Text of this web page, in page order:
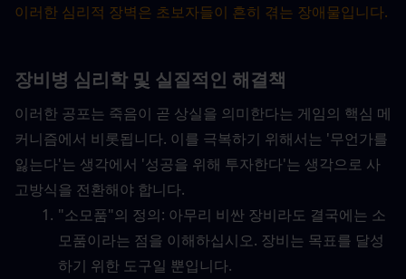
이러한 심리적 장벽은 초보자들이 흔히 겪는 장애물입니다.
장비병 심리학 및 실질적인 해결책
이러한 공포는 죽음이 곧 상실을 의미한다는 게임의 핵심 메
커니즘에서 비롯됩니다. 이를 극복하기 위해서는 '무언가를
잃는다'는 생각에서 '성공을 위해 투자한다'는 생각으로 사
고방식을 전환해야 합니다.
"소모품"의 정의: 아무리 비싼 장비라도 결국에는 소
모품이라는 점을 이해하십시오. 장비는 목표를 달성
하기 위한 도구일 뿐입니다.